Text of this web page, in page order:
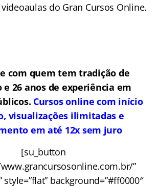
do Gran Cursos Online.
com quem tem tradição de
e 26 anos de experiência em
Cursos online com início
visualizações ilimitadas e
em até 12x sem juro
[su_button
”
style=”flat” background=”#ff0000″